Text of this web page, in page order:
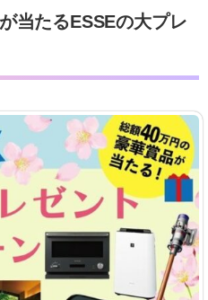
当たるESSEの大プレ